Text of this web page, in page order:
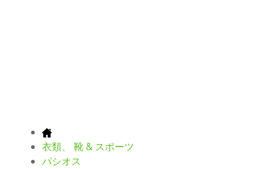
衣類、 靴 & スポーツ
パシオス